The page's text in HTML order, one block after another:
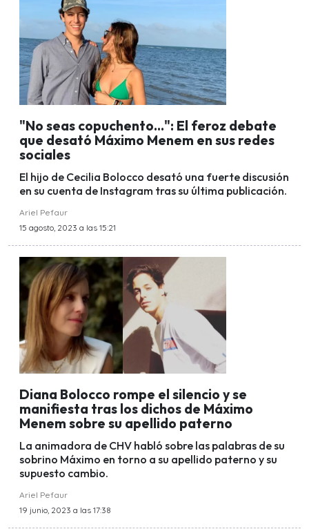
"No seas copuchento...": El feroz debate
que desató Máximo Menem en sus redes
sociales
El hijo de Cecilia Bolocco desató una fuerte discusión
en su cuenta de Instagram tras su última publicación.
Ariel Pefaur
15 agosto, 2023 a las 15:21
Diana Bolocco rompe el silencio y se
manifiesta tras los dichos de Máximo
Menem sobre su apellido paterno
La animadora de CHV habló sobre las palabras de su
sobrino Máximo en torno a su apellido paterno y su
supuesto cambio.
Ariel Pefaur
19 junio, 2023 a las 17:38